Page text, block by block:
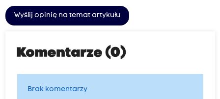
Wyślij opinię na temat artykułu
Komentarze (0)
Brak komentarzy